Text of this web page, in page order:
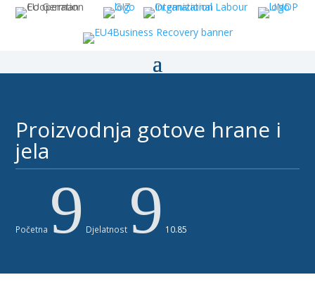
Proizvodnja gotove hrane i
jela
Početna 9 Djelatnost 9 10.85